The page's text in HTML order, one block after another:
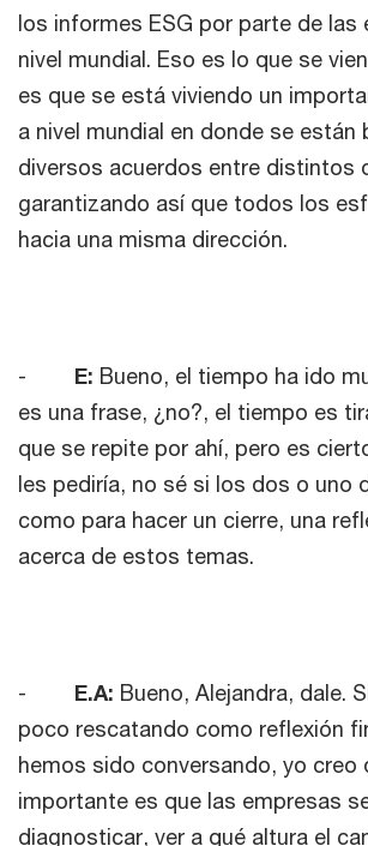
los informes ESG por parte de las
nivel mundial. Eso es lo que se
es que se está viviendo un
a nivel mundial en donde se están
diversos acuerdos entre distintos
garantizando así que todos los
hacia una misma dirección.
- E: Bueno, el tiempo ha ido
es una frase, ¿no?, el tiempo es
que se repite por ahí, pero es
les pediría, no sé si los dos o uno
como para hacer un cierre, una
acerca de estos temas.
- E.A: Bueno, Alejandra, dale.
poco rescatando como reflexión
hemos sido conversando, yo creo
importante es que las empresas
diagnosticar, ver a qué altura el